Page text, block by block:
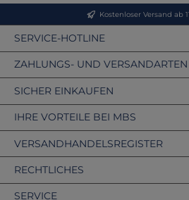
Kostenloser Versand ab
SERVICE-HOTLINE
ZAHLUNGS- UND VERSANDARTEN
VERSANDHANDELSREGISTER
SICHER EINKAUFEN
IHRE VORTEILE BEI MBS
RECHTLICHES
SERVICE